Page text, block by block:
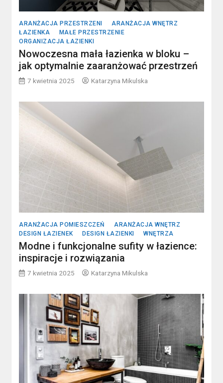
ARANŻACJA PRZESTRZENI
ARANŻACJA WNĘTRZ
ŁAZIENKA
MAŁE PRZESTRZENIE
ORGANIZACJA ŁAZIENKI
Nowoczesna mała łazienka w bloku –
jak optymalnie zaaranżować przestrzeń
7 kwietnia 2025 Katarzyna Mikulska
ARANŻACJA POMIESZCZEŃ
ARANŻACJA WNĘTRZ
DESIGN ŁAZIENEK
DESIGN ŁAZIENKI WNĘTRZA
Modne i funkcjonalne sufity w łazience:
inspiracje i rozwiązania
7 kwietnia 2025 Katarzyna Mikulska